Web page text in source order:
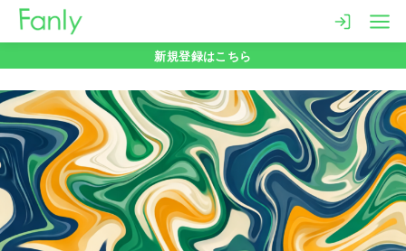
ツ
へ
移
動
新規登録はこちら